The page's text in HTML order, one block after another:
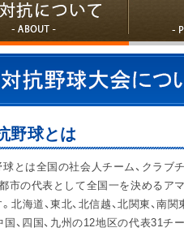
野球とは
とは全国の社会人チーム、クラブ
都市の代表として全国一を決めるア
北海道、東北、北信越、北関東、南関
国、四国、九州の12地区の代表31チ